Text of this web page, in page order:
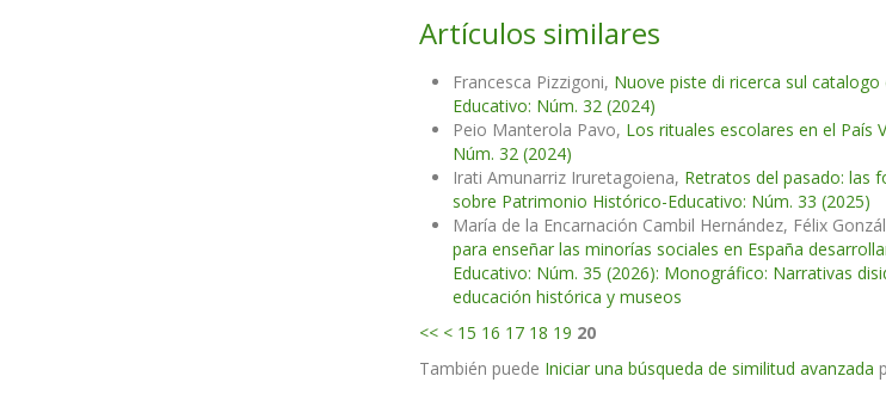
Artículos similares
Francesca Pizzigoni, Nuove piste di ricerca sul
Educativo: Núm. 32 (2024)
Peio Manterola Pavo, Los rituales escolares en el País
Núm. 32 (2024)
Irati Amunarriz Iruretagoiena, Retratos del pasado: las
sobre Patrimonio Histórico-Educativo: Núm. 33 (2025)
María de la Encarnación Cambil Hernández, Félix
para enseñar las minorías sociales en España
Educativo: Núm. 35 (2026): Monográfico: Narrativas
educación histórica y museos
<< < 15 16 17 18 19 20
También puede Iniciar una búsqueda de similitud avanzada